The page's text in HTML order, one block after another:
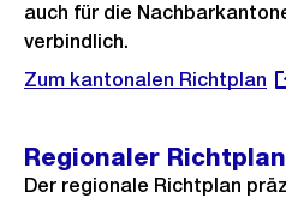
auch für die
verbindlich.
Externer
Zum kantonalen Richtplan
Regionaler Richtplan
Der regionale Richtplan